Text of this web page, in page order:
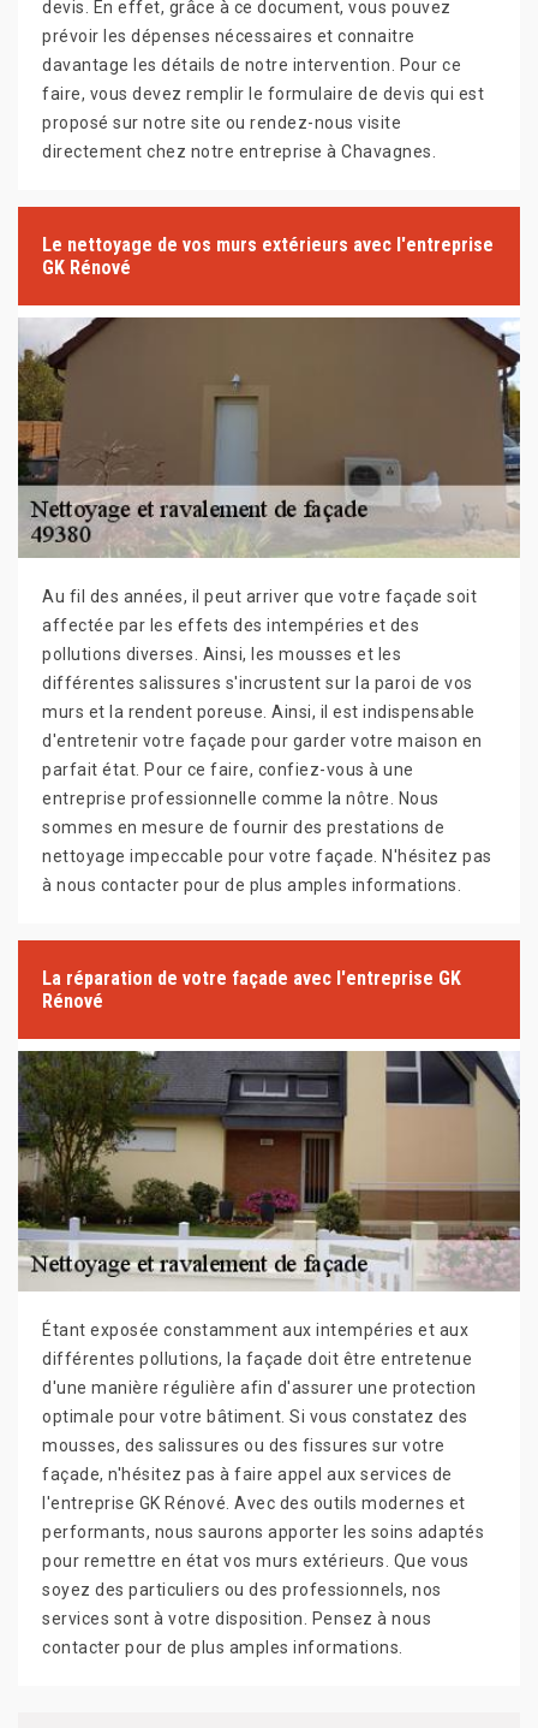
devis. En effet, grâce à ce document, vous pouvez
prévoir les dépenses nécessaires et connaitre
davantage les détails de notre intervention. Pour ce
faire, vous devez remplir le formulaire de devis qui est
proposé sur notre site ou rendez-nous visite
directement chez notre entreprise à Chavagnes.
Le nettoyage de vos murs extérieurs avec l'entreprise
GK Rénové
Au fil des années, il peut arriver que votre façade soit
affectée par les effets des intempéries et des
pollutions diverses. Ainsi, les mousses et les
différentes salissures s'incrustent sur la paroi de vos
murs et la rendent poreuse. Ainsi, il est indispensable
d'entretenir votre façade pour garder votre maison en
parfait état. Pour ce faire, confiez-vous à une
entreprise professionnelle comme la nôtre. Nous
sommes en mesure de fournir des prestations de
nettoyage impeccable pour votre façade. N'hésitez pas
à nous contacter pour de plus amples informations.
La réparation de votre façade avec l'entreprise GK
Rénové
Étant exposée constamment aux intempéries et aux
différentes pollutions, la façade doit être entretenue
d'une manière régulière afin d'assurer une protection
optimale pour votre bâtiment. Si vous constatez des
mousses, des salissures ou des fissures sur votre
façade, n'hésitez pas à faire appel aux services de
l'entreprise GK Rénové. Avec des outils modernes et
performants, nous saurons apporter les soins adaptés
pour remettre en état vos murs extérieurs. Que vous
soyez des particuliers ou des professionnels, nos
services sont à votre disposition. Pensez à nous
contacter pour de plus amples informations.